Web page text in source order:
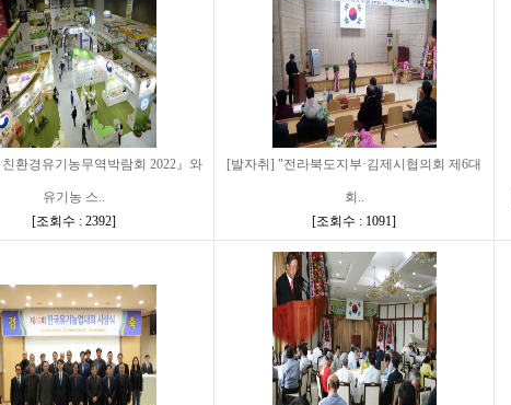
환경유기농무역박람회 2022』와
유기농 스..
[조회수 : 2392]
[발자취] "전라북도지부·김제시협의회 제6대
회..
[조회수 : 1091]